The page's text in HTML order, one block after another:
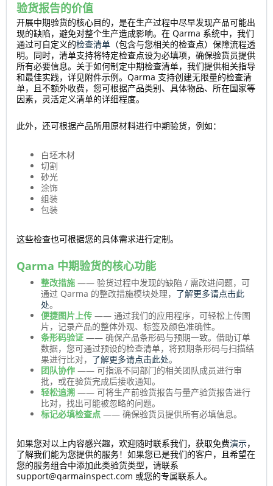
验货报告的价值
开展中期验货的核心目的，是在生产过程中尽早发现产品可能出
现的缺陷，避免对整个生产造成影响。在 Qarma 系统中，我们
通过可自定义的检查清单 （包含与您相关的检查点）保障流程透
明。同时，清单支持将特定检查点设为必填项，确保验货员提供
所有必要信息。关于如何制定中期检查清单，我们提供相关指导
和最佳实践，详见附件示例。Qarma 支持创建无限量的检查清
单，且不额外收费，您可根据产品类别、具体物品、所在国家等
因素，灵活定义清单的详细程度。
此外，还可根据产品所用原材料进行中期验货，例如：
白坯木材
切割
砂光
涂饰
组装
包装
这些检查也可根据您的具体需求进行定制。
Qarma 中期验货的核心功能
整改措施 —— 验货过程中发现的缺陷 / 需改进问题，可
通过 Qarma 的整改措施模块处理， 了解更多请点击此
处。
便捷图片上传 —— 通过我们的应用程序，可轻松上传图
片，记录产品的整体外观、标签及颜色准确性。
条形码验证 —— 确保产品条形码与预期一致。借助订单
数据，您可通过预设的检查清单，将预期条形码与扫描结
果进行比对， 了解更多请点击此处。
团队协作 —— 可指派不同部门的相关团队成员进行审
批，或在验货完成后接收通知。
轻松追溯 —— 可将生产前验货报告与量产验货报告进行
比对，找出可能被忽略的问题。
标记必填检查点 —— 确保验货员提供所有必填信息。
如果您对以上内容感兴趣，欢迎随时联系我们，获取免费演示，
了解我们能为您提供的服务！如果您已是我们的客户，且希望在
您的服务组合中添加此类验货类型，请联系
support@qarmainspect.com 或您的专属联系人。